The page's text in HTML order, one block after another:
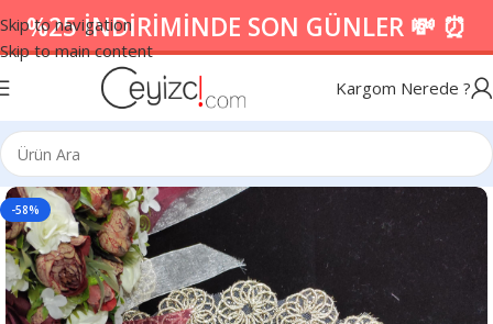
Skip to navigation
Skip to main content
%25 İNDİRİMİNDE SON GÜNLER 💸 ⏰
Kargom Nerede ?
-58%